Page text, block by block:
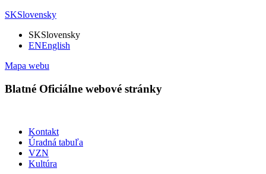
SKSlovensky
SKSlovensky
ENEnglish
Mapa webu
Blatné Oficiálne webové stránky
Kontakt
Úradná tabuľa
VZN
Kultúra